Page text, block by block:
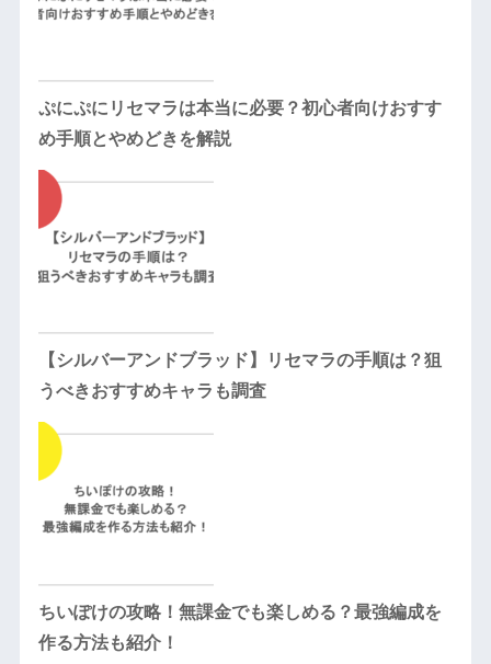
ぷにぷにリセマラは本当に必要？初心者向けおすす
め手順とやめどきを解説
【シルバーアンドブラッド】リセマラの手順は？狙
うべきおすすめキャラも調査
ちいぽけの攻略！無課金でも楽しめる？最強編成を
作る方法も紹介！